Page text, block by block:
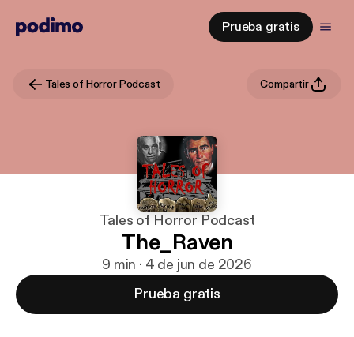
Prueba gratis
Tales of Horror Podcast Compartir
Tales of Horror Podcast
The_Raven
9 min · 4 de jun de 2026
Prueba gratis